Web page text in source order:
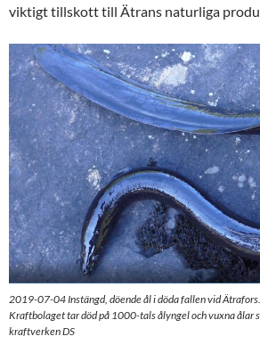
viktigt tillskott till Ätrans naturliga
2019-07-04 Instängd, döende ål i döda fallen vid
Kraftbolaget tar död på 1000-tals ålyngel och vuxna ålar
kraftverken DS